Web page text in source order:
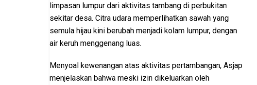
limpasan lumpur dari aktivitas tambang di perbukitan
sekitar desa. Citra udara memperlihatkan sawah yang
semula hijau kini berubah menjadi kolam lumpur, dengan
air keruh menggenang luas.
Menyoal kewenangan atas aktivitas pertambangan, Asjap
menjelaskan bahwa meski izin dikeluarkan oleh